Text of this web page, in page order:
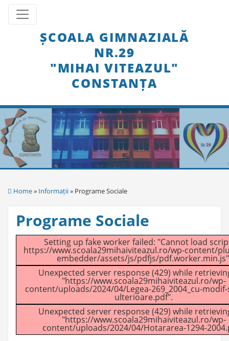
SkipToggle navigation
ȘCOALA GIMNAZIALĂ
NR.29
"MIHAI VITEAZUL"
CONSTANȚA
Home» Informații» Programe Sociale
Programe Sociale
Setting up fake worker failed: "Cannot load
https://www.scoala29mihaiviteazul.ro/wp-content/
embedder/assets/js/pdfjs/
Unexpected server response (429) while
"https://www.scoala29mihaiviteazul.ro/wp-
content/uploads/2024/04/Legea-269_2004_cu-
ulterioare.pdf".
Unexpected server response (429) while
"https://www.scoala29mihaiviteazul.ro/wp-
content/uploads/2024/04/Hotararea-1294-